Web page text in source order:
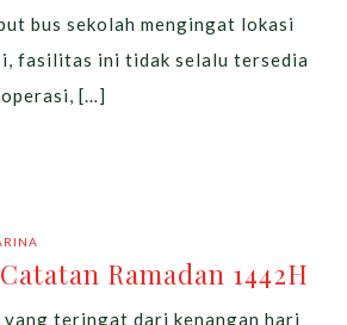
bus sekolah mengingat lokasi
fasilitas ini tidak selalu tersedia
[…]
Ramadan 1442H
yang teringat dari kenangan hari